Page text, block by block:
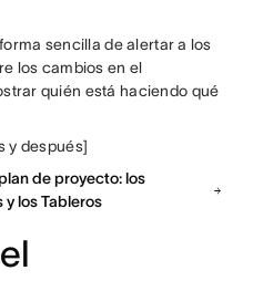
sencilla de alertar a los
los cambios en el
quién está haciendo qué
y después]
de proyecto: los
los Tableros